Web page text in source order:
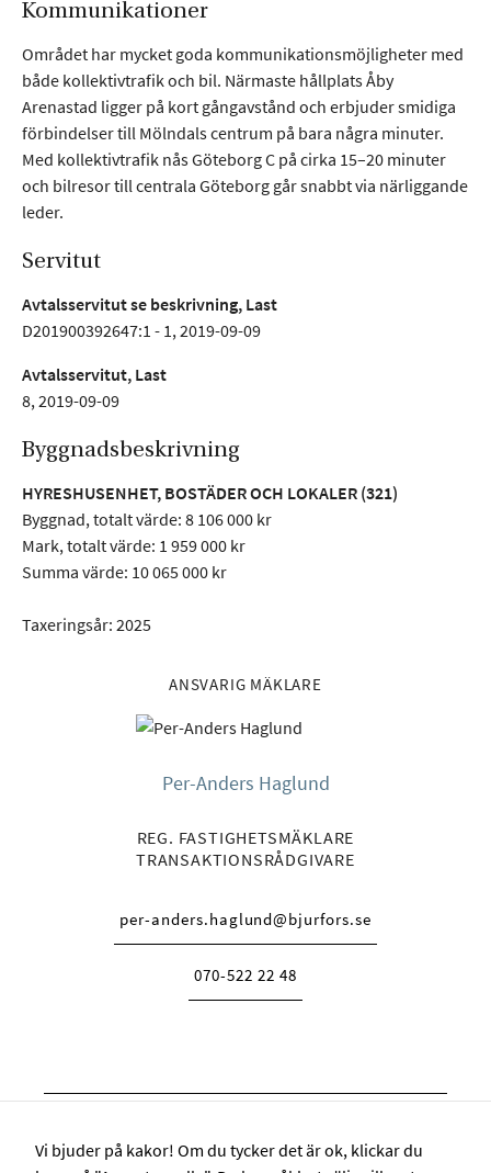
Kommunikationer
Området har mycket goda kommunikationsmöjligheter med
både kollektivtrafik och bil. Närmaste hållplats Åby
Arenastad ligger på kort gångavstånd och erbjuder smidiga
förbindelser till Mölndals centrum på bara några minuter.
Med kollektivtrafik nås Göteborg C på cirka 15–20 minuter
och bilresor till centrala Göteborg går snabbt via närliggande
leder.
Servitut
Avtalsservitut se beskrivning, Last
D201900392647:1 - 1, 2019-09-09
Avtalsservitut, Last
8, 2019-09-09
Byggnadsbeskrivning
HYRESHUSENHET, BOSTÄDER OCH LOKALER (321)
Byggnad, totalt värde: 8 106 000 kr
Mark, totalt värde: 1 959 000 kr
Summa värde: 10 065 000 kr
Taxeringsår: 2025
ANSVARIG MÄKLARE
Per-Anders Haglund
REG. FASTIGHETSMÄKLARE
TRANSAKTIONSRÅDGIVARE
per-anders.haglund@bjurfors.se
070-522 22 48
Vi bjuder på kakor! Om du tycker det är ok, klickar du